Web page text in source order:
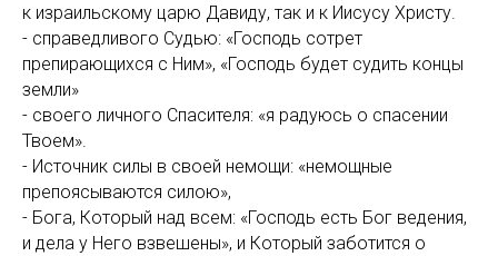
к израильскому царю Давиду, так и к Иисусу Христу.
- справедливого Судью: «Господь сотрет
препирающихся с Ним», «Господь будет судить концы
земли»
- своего личного Спасителя: «я радуюсь о спасении
Твоем».
- Источник силы в своей немощи: «немощные
препоясываются силою»,
- Бога, Который над всем: «Господь есть Бог ведения,
и дела у Него взвешены», и Который заботится о